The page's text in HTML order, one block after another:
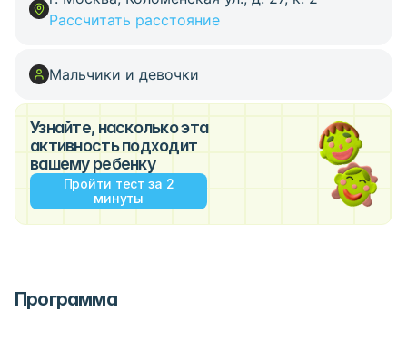
Рассчитать расстояние
Мальчики и девочки
Узнайте, насколько эта
активность подходит
вашему ребенку
Пройти тест за 2
минуты
Программа